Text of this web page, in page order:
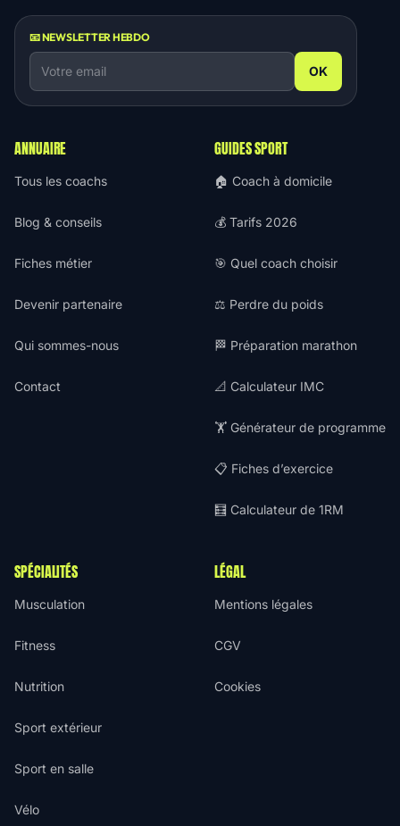
📧 NEWSLETTER HEBDO
OK
ANNUAIRE
Tous les coachs
Blog & conseils
Fiches métier
Devenir partenaire
Qui sommes-nous
Contact
GUIDES SPORT
🏠 Coach à domicile
💰 Tarifs 2026
🎯 Quel coach choisir
⚖️ Perdre du poids
🏁 Préparation marathon
📐 Calculateur IMC
🏋️ Générateur de programme
📋 Fiches d’exercice
🧮 Calculateur de 1RM
SPÉCIALITÉS
Musculation
Fitness
Nutrition
Sport extérieur
Sport en salle
Vélo
LÉGAL
Mentions légales
CGV
Cookies